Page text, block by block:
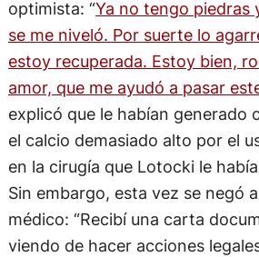
optimista: “Ya no tengo piedras
se me niveló. Por suerte lo
estoy recuperada. Estoy bien,
amor, que me ayudó a pasar
explicó que le habían generado
el calcio demasiado alto por el
en la cirugía que Lotocki le
Sin embargo, esta vez se negó
médico: “Recibí una carta
viendo de hacer acciones